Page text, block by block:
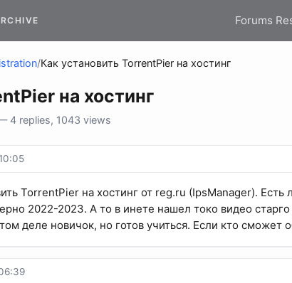
Forums
/Как установить TorrentPier на хостинг
на хостинг
4 replies, 1043 views
TorrentPier на хостинг от reg.ru (IpsManager). Есть
2022-2023. А то в инете нашел токо видео
деле новичок, но готов учиться. Если кто сможет